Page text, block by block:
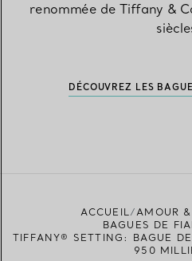
renommée de Tiffany &
DÉCOUVREZ LES
ACCUEIL
AMOUR
BAGUES DE
TIFFANY® SETTING: BAGUE
950